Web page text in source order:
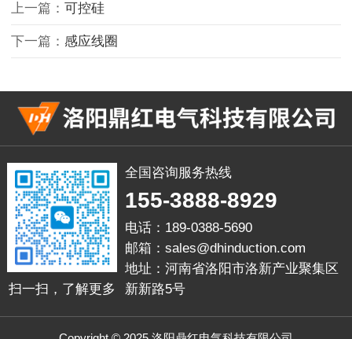
上一篇： 可控硅
下一篇： 感应线圈
扫一扫，了解更多
全国咨询服务热线
155-3888-8929
电话：189-0388-5690
邮箱：sales@dhinduction.com
地址：河南省洛阳市洛新产业聚集区
新新路5号